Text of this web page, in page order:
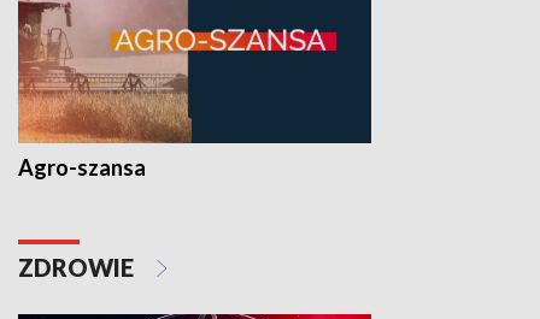
Agro-szansa
ZDROWIE